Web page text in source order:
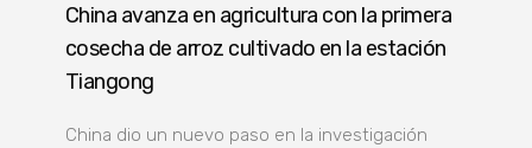
China avanza en agricultura con la primera
cosecha de arroz cultivado en la estación
Tiangong
China dio un nuevo paso en la investigación